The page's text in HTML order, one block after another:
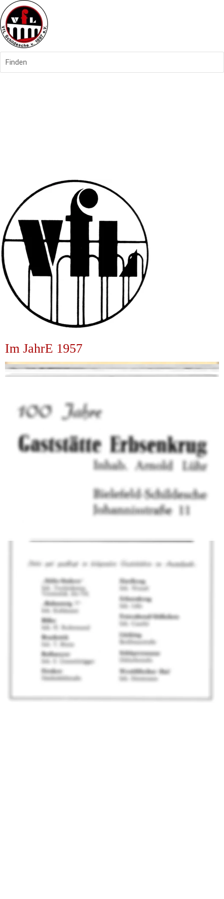
Finden
Im JahrE 1957